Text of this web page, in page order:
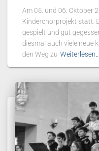
Am 05. und 06. Oktober
Kinderchorprojekt statt.
gespielt und gut
diesmal auch viele neue
den Weg zu Weiterlesen…